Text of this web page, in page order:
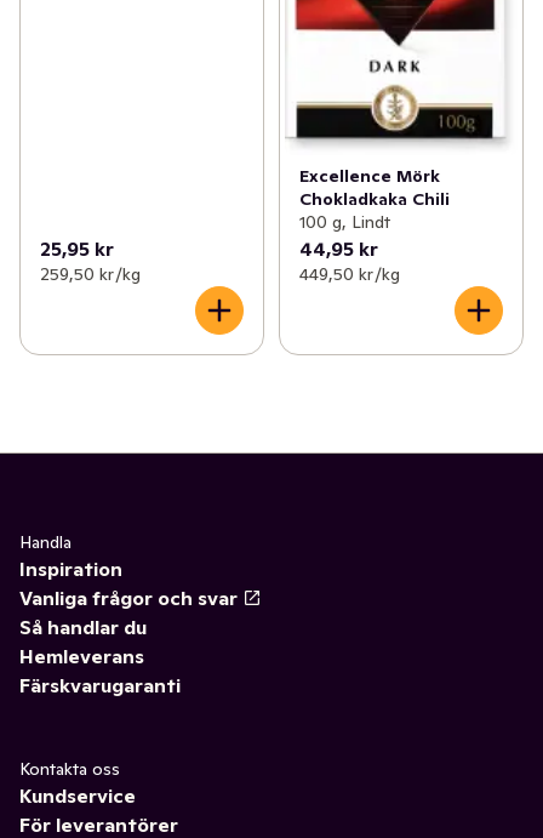
25,95 kr
259,50 kr /kg
Excellence Mörk
Chokladkaka Chili
100 g, Lindt
44,95 kr
449,50 kr /kg
Handla
Inspiration
Vanliga frågor och svar
Så handlar du
Hemleverans
Färskvarugaranti
Kontakta oss
Kundservice
För leverantörer